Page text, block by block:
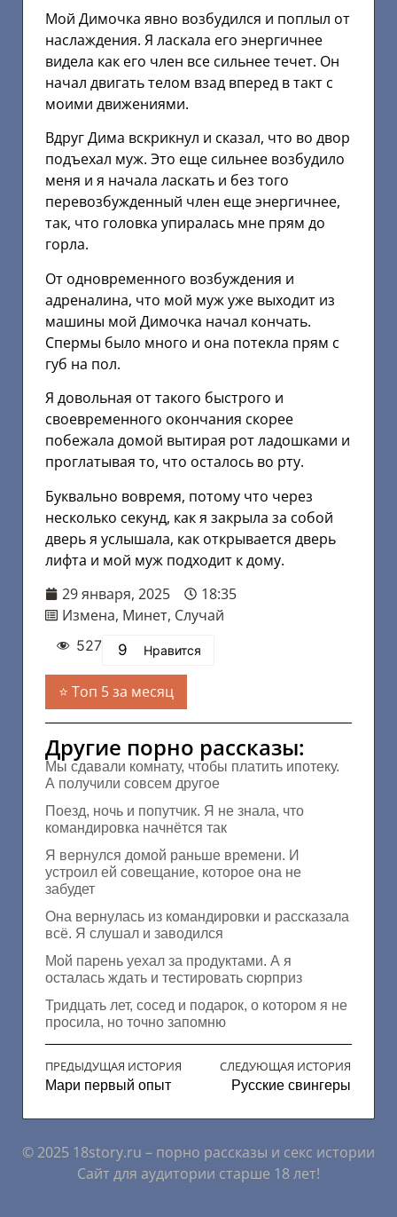
Мой Димочка явно возбудился и поплыл от
наслаждения. Я ласкала его энергичнее
видела как его член все сильнее течет. Он
начал двигать телом взад вперед в такт с
моими движениями.
Вдруг Дима вскрикнул и сказал, что во двор
подъехал муж. Это еще сильнее возбудило
меня и я начала ласкать и без того
перевозбужденный член еще энергичнее,
так, что головка упиралась мне прям до
горла.
От одновременного возбуждения и
адреналина, что мой муж уже выходит из
машины мой Димочка начал кончать.
Спермы было много и она потекла прям с
губ на пол.
Я довольная от такого быстрого и
своевременного окончания скорее
побежала домой вытирая рот ладошками и
проглатывая то, что осталось во рту.
Буквально вовремя, потому что через
несколько секунд, как я закрыла за собой
дверь я услышала, как открывается дверь
лифта и мой муж подходит к дому.
29 января, 2025
18:35
Измена, Минет, Случай
527 9 Нравится
Топ 5 за месяц
Другие порно рассказы:
Мы сдавали комнату, чтобы платить ипотеку.
А получили совсем другое
Поезд, ночь и попутчик. Я не знала, что
командировка начнётся так
Я вернулся домой раньше времени. И
устроил ей совещание, которое она не
забудет
Она вернулась из командировки и рассказала
всё. Я слушал и заводился
Мой парень уехал за продуктами. А я
осталась ждать и тестировать сюрприз
Тридцать лет, сосед и подарок, о котором я не
просила, но точно запомню
ПРЕДЫДУЩАЯ ИСТОРИЯ
Мари первый опыт
СЛЕДУЮЩАЯ ИСТОРИЯ
Русские свингеры
© 2025 18story.ru – порно рассказы и секс истории
Сайт для аудитории старше 18 лет!